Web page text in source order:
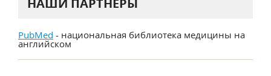
НАШИ ПАРТНЕРЫ
PubMed - национальная библиотека медицины на
английском